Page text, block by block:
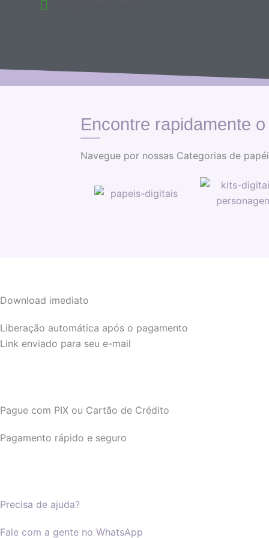
Encontre rapidamente
Navegue por nossas Categorias de
Download imediato
Liberação automática após o pagamento
Link enviado para seu e-mail
Pague com PIX ou Cartão de Crédito
Pagamento rápido e seguro
Precisa de ajuda?
Fale com a gente no WhatsApp